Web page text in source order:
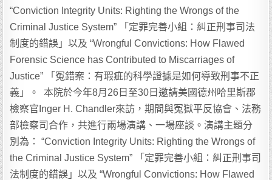
“Conviction Integrity Units: Righting the Wrongs of the
Criminal Justice System” 「定罪完善小組：糾正刑事司法
制度的錯誤」以及 “Wrongful Convictions: How Flawed
Forensic Science has Contributed to Miscarriages of
Justice” 「冤錯案：有瑕疵的科學證據是如何導致刑事不正
義」。 本院於今年8月26日至30日邀請美國德州哈里斯郡
檢察官Inger H. Chandler來訪，期間與冤獄平反協會、法務
部檢察司合作，共進行兩場演講、一場座談。演講主題分
別為： “Conviction Integrity Units: Righting the Wrongs of
the Criminal Justice System” 「定罪完善小組：糾正刑事司
法制度的錯誤」以及 “Wrongful Convictions: How Flawed